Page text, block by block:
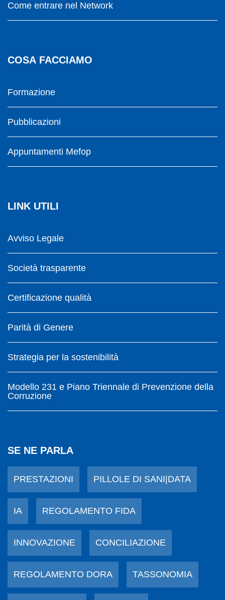
Come entrare nel Network
COSA FACCIAMO
Formazione
Pubblicazioni
Appuntamenti Mefop
LINK UTILI
Avviso Legale
Società trasparente
Certificazione qualità
Parità di Genere
Strategia per la sostenibilità
Modello 231 e Piano Triennale di Prevenzione della
Corruzione
SE NE PARLA
PRESTAZIONI PILLOLE DI SANI|DATA
IA REGOLAMENTO FIDA
INNOVAZIONE CONCILIAZIONE
REGOLAMENTO DORA TASSONOMIA